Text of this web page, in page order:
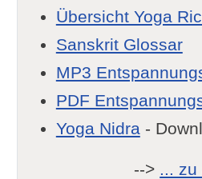
Übersicht Yoga
Sanskrit Glossar
MP3
PDF
Yoga Nidra-
--> ... zu